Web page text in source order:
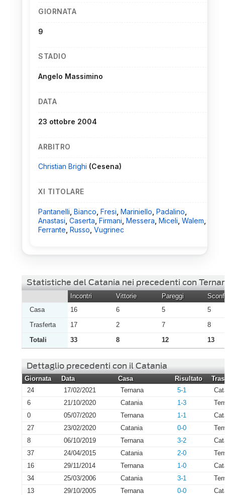
GIORNATA
9
STADIO
Angelo Massimino
DATA
23 ottobre 2004
ARBITRO
Christian Brighi (Cesena)
XI TITOLARE
Pantanelli Bianco Fresi Mariniello Padalino
Anastasi Caserta Firmani Messera Miceli Walem
Ferrante Russo Vugrinec
Statistiche del Catania nei precedenti con
Incontri Vittorie Pareggi
Casa
16 6 5
5
Trasferta
17 2 7
8
Totali
33 8 12 13
Dettaglio precedenti con il Catania
Giornata Data Casa Risultato
24
17/02/2021 Ternana 5-1
6
21/10/2020 Catania 1-3
0
05/07/2020 Ternana 1-1
27
23/02/2020 Catania 0-0
8
06/10/2019 Ternana 3-2
37
24/04/2015 Catania 2-0
16
29/11/2014 Ternana 1-0
34
25/03/2006 Catania 3-1
13
29/10/2005 Ternana 0-0